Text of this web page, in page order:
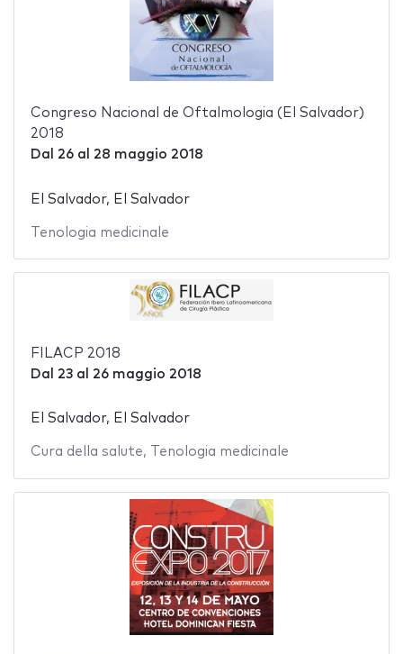
Congreso Nacional de Oftalmologia (El Salvador)
2018
Dal 26al 28 maggio 2018
El Salvador, El Salvador
Tenologia medicinale
FILACP 2018
Dal 23al 26 maggio 2018
El Salvador, El Salvador
Cura della salute, Tenologia medicinale